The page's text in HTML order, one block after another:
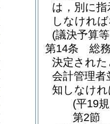
は，別に
しなけれ
(議決予算
第14条
総
決定され
会計管理
知しなけ
(平19
第2節